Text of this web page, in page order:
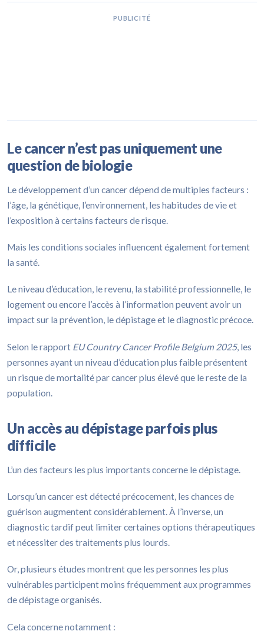
PUBLICITÉ
Le cancer n’est pas uniquement une
question de biologie
Le développement d’un cancer dépend de multiples facteurs :
l’âge, la génétique, l’environnement, les habitudes de vie et
l’exposition à certains facteurs de risque.
Mais les conditions sociales influencent également fortement
la santé.
Le niveau d’éducation, le revenu, la stabilité professionnelle, le
logement ou encore l’accès à l’information peuvent avoir un
impact sur la prévention, le dépistage et le diagnostic précoce.
Selon le rapport EU Country Cancer Profile Belgium 2025, les
personnes ayant un niveau d’éducation plus faible présentent
un risque de mortalité par cancer plus élevé que le reste de la
population.
Un accès au dépistage parfois plus
difficile
L’un des facteurs les plus importants concerne le dépistage.
Lorsqu’un cancer est détecté précocement, les chances de
guérison augmentent considérablement. À l’inverse, un
diagnostic tardif peut limiter certaines options thérapeutiques
et nécessiter des traitements plus lourds.
Or, plusieurs études montrent que les personnes les plus
vulnérables participent moins fréquemment aux programmes
de dépistage organisés.
Cela concerne notamment :